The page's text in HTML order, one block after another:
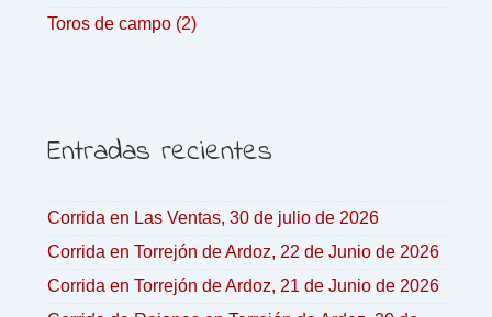
Toros de campo (2)
Entradas recientes
Corrida en Las Ventas, 30 de julio de 2026
Corrida en Torrejón de Ardoz, 22 de Junio de 2026
Corrida en Torrejón de Ardoz, 21 de Junio de 2026